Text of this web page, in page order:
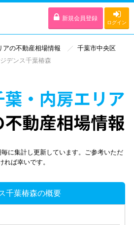
新規会員登録
ログイン
アの不動産相場情報
千葉市中央区
デンス千葉椿森
に集計し更新しています。ご参考いただ
れば幸いです。
千葉椿森の概要